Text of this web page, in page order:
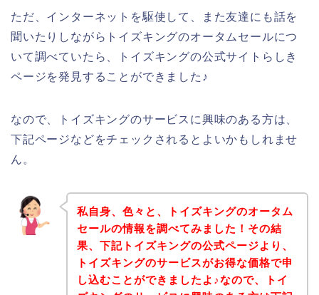
ただ、インターネットを駆使して、また友達にも話を
聞いたりしながらトイズキングのオータムセールにつ
いて調べていたら、トイズキングの公式サイトらしき
ページを発見することができました♪
なので、トイズキングのサービスに興味のある方は、
下記ページなどをチェックされるとよいかもしれませ
ん。
私自身、色々と、トイズキングのオータム
セールの情報を調べてみました！その結
果、下記トイズキングの公式ページより、
トイズキングのサービスがお得な価格で申
し込むことができましたよ♪なので、トイ